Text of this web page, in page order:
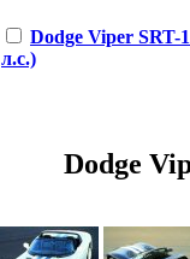
Dodge Viper SRT-
л.с.)
Dodge